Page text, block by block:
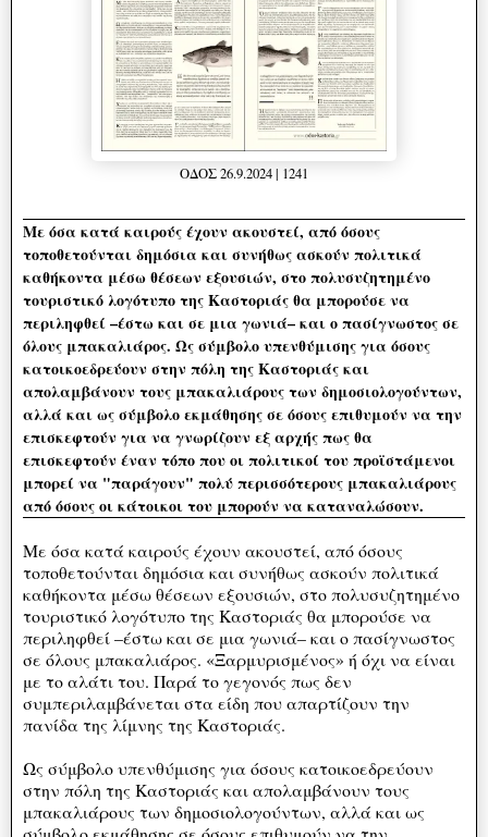
ΟΔΟΣ 26.9.2024 | 1241
Με όσα κατά καιρούς έχουν ακουστεί, από όσους
τοποθετούνται δημόσια και συνήθως ασκούν πολιτικά
καθήκοντα μέσω θέσεων εξουσιών, στο πολυσυζητημένο
τουριστικό λογότυπο της Καστοριάς θα μπορούσε να
περιληφθεί –έστω και σε μια γωνιά– και ο πασίγνωστος σε
όλους μπακαλιάρος. Ως σύμβολο υπενθύμισης για όσους
κατοικοεδρεύουν στην πόλη της Καστοριάς και
απολαμβάνουν τους μπακαλιάρους των δημοσιολογούντων,
αλλά και ως σύμβολο εκμάθησης σε όσους επιθυμούν να την
επισκεφτούν για να γνωρίζουν εξ αρχής πως θα
επισκεφτούν έναν τόπο που οι πολιτικοί του προϊστάμενοι
μπορεί να "παράγουν" πολύ περισσότερους μπακαλιάρους
από όσους οι κάτοικοι του μπορούν να καταναλώσουν.
Με όσα κατά καιρούς έχουν ακουστεί, από όσους
τοποθετούνται δημόσια και συνήθως ασκούν πολιτικά
καθήκοντα μέσω θέσεων εξουσιών, στο πολυσυζητημένο
τουριστικό λογότυπο της Καστοριάς θα μπορούσε να
περιληφθεί –έστω και σε μια γωνιά– και ο πασίγνωστος
σε όλους μπακαλιάρος. «Ξαρμυρισμένος» ή όχι να είναι
με το αλάτι του. Παρά το γεγονός πως δεν
συμπεριλαμβάνεται στα είδη που απαρτίζουν την
πανίδα της λίμνης της Καστοριάς.
Ως σύμβολο υπενθύμισης για όσους κατοικοεδρεύουν
στην πόλη της Καστοριάς και απολαμβάνουν τους
μπακαλιάρους των δημοσιολογούντων, αλλά και ως